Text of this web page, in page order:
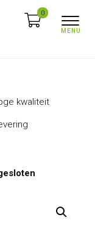
0
kwaliteit